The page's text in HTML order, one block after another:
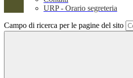
URP - Orario segreteria
Campo di ricerca per le pagine del sito